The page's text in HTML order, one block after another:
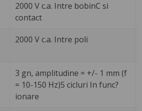
2000 V c.a. Intre bobinC si
contact
2000 V c.a. Intre poli
3 gn, amplitudine = +/- 1 mm (f
= 10-150 Hz)5 cicluri In func?
ionare